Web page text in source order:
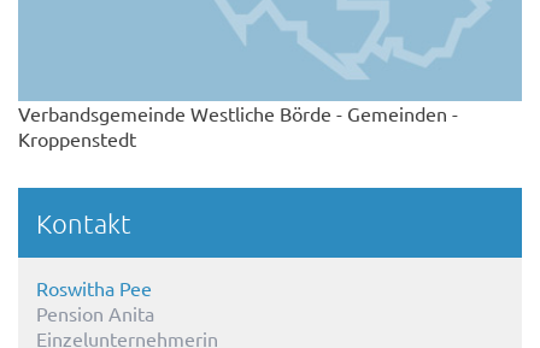
Verbandsgemeinde Westliche Börde - Gemeinden -
Kroppenstedt
Kontakt
Roswitha Pee
Pension Anita
Einzelunternehmerin